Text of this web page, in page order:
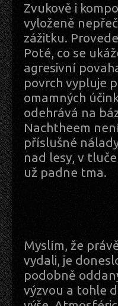
Zvukově i
vyloženě
zážitku.
Poté, co se
agresivní
povrch vypluje
omamných
odehrává na
Nachtheem
příslušné
nad lesy, v
už padne tma.
Myslím, že
vydali, je
podobně
výzvou a tohle